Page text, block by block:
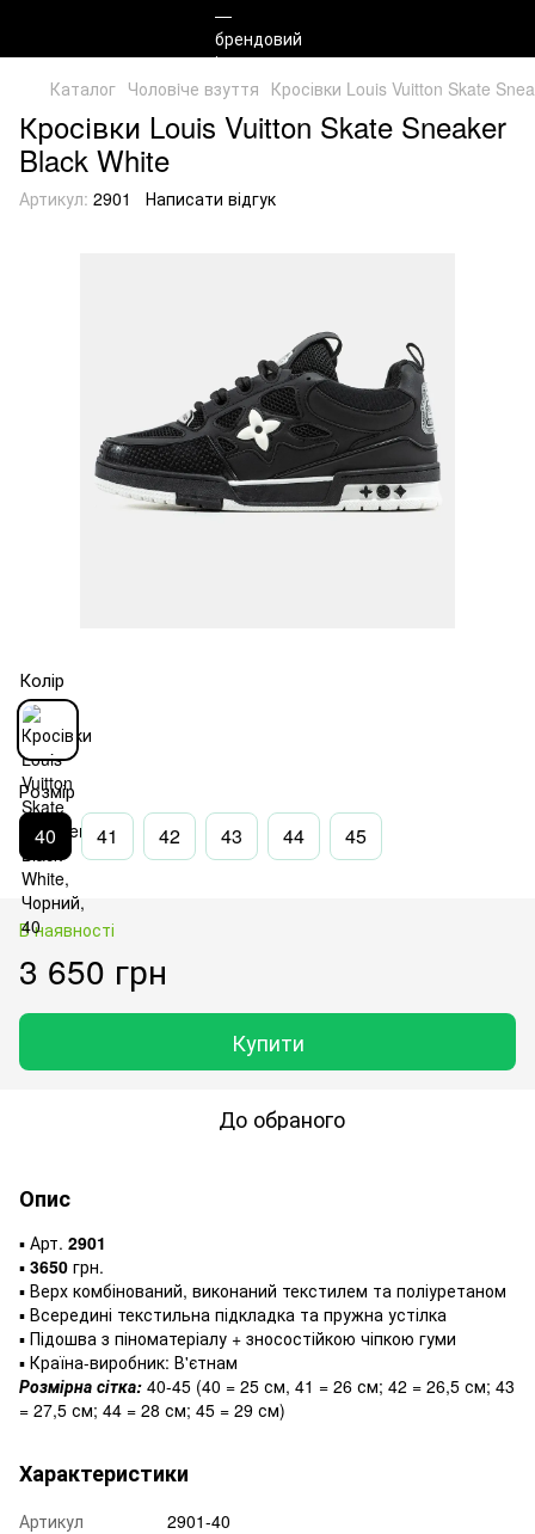
Каталог Чоловiче взуття Кросівки Louis Vuitton Skate
Кросівки Louis Vuitton Skate Sneaker
Black White
Артикул: 2901 Написати відгук
Колір
Розмір
40 41 42 43 44 45
В наявності
3 650 грн
Купити
До обраного
Опис
▪️ Арт. 2901
▪️ 3650 грн.
▪️ Верх комбінований, виконаний текстилем та поліуретаном
▪️ Всередині текстильна підкладка та пружна устілка
▪️ Підошва з піноматеріалу + зносостійкою чіпкою гуми
▪️ Країна-виробник: В'єтнам
Розмірна сітка: 40-45 (40 = 25 см, 41 = 26 см; 42 = 26,5 см; 43
= 27,5 см; 44 = 28 см; 45 = 29 см)
Характеристики
Артикул
2901-40